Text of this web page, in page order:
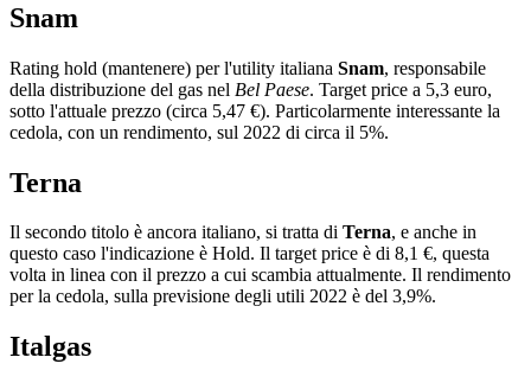
Snam
Rating hold (mantenere) per l'utility italiana Snam, responsabile
della distribuzione del gas nel Bel Paese. Target price a 5,3 euro,
sotto l'attuale prezzo (circa 5,47 €). Particolarmente interessante la
cedola, con un rendimento, sul 2022 di circa il 5%.
Terna
Il secondo titolo è ancora italiano, si tratta di Terna, e anche in
questo caso l'indicazione è Hold. Il target price è di 8,1 €, questa
volta in linea con il prezzo a cui scambia attualmente. Il rendimento
per la cedola, sulla previsione degli utili 2022 è del 3,9%.
Italgas